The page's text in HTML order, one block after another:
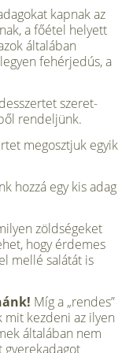
kapnak az
a főétel helyett
általában
fehérjedús, a
szeret­
rendeljünk.
megosztjuk egyik
hozzá egy kis adag
zöldségeket
hogy érde­mes
mellé salá­tát is
Míg a „ren­des”
kezdeni az ilyen
általá­ban nem
gyerek­adagot